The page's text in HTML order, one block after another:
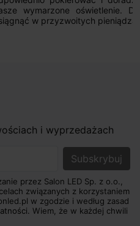
Dodatkowo udało się to
i wyprzedażach
przez Salon LED Sp. z o.o.,
związanych z korzystaniem
w zgodzie i według zasad
Wiem, że w każdej chwili